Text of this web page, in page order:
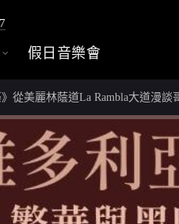
假日音樂會
》從美麗林蔭道La Rambla大道漫談